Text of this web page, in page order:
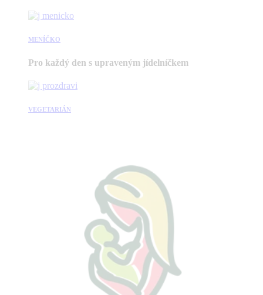
MENÍČKO
Pro každý den s upraveným jídelníčkem
VEGETARIÁN